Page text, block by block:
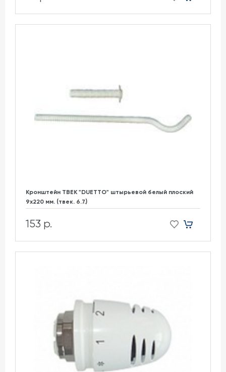
Кронштейн ТВЕК "DUETTO" штырьевой белый плоский
9х220 мм. (твек. 6.7.)
153 р.